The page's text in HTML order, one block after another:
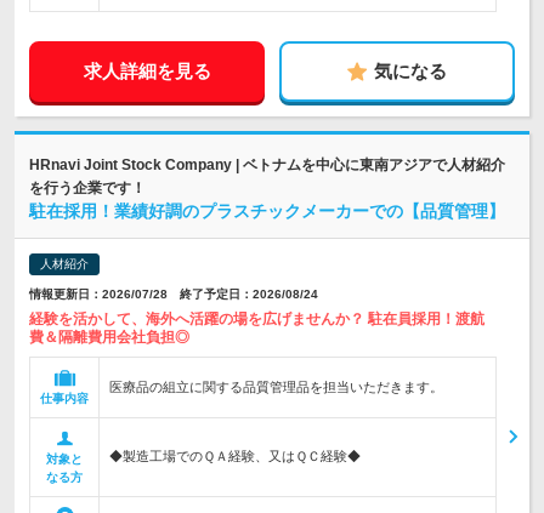
求人詳細を見る 気になる
HRnavi Joint Stock Company | ベトナムを中心に東南アジアで人材紹介
を行う企業です！
駐在採用！業績好調のプラスチックメーカーでの【品質管理】
人材紹介
情報更新日：2026/07/28 終了予定日：2026/08/24
経験を活かして、海外へ活躍の場を広げませんか？ 駐在員採用！渡航
費＆隔離費用会社負担◎
仕事内容
医療品の組立に関する品質管理品を担当いただきます。
対象と
なる方
◆製造工場でのＱＡ経験、又はＱＣ経験◆